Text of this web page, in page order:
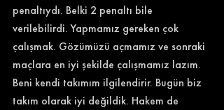
penaltıydı. Belki 2 penaltı bile
verilebilirdi. Yapmamız gereken çok
çalışmak. Gözümüzü açmamız ve sonraki
maçlara en iyi şekilde çalışmamız lazım.
Beni kendi takımım ilgilendirir. Bugün biz
takım olarak iyi değildik. Hakem de